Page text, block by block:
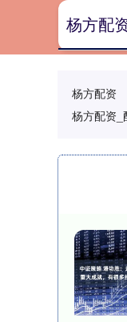
杨方配资
杨方配资_
杨方配